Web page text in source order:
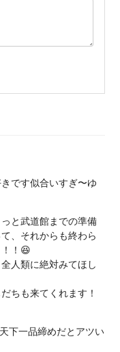
です似合いすぎ〜ゆ
と武道館までの準備
、それからも終わら
！😆
人類に絶対みてほし
ちも来てくれます！
下一品締めだとアツい